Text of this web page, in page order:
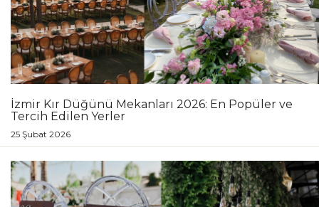
İzmir Kır Düğünü Mekanları 2026: En Popüler ve
Tercih Edilen Yerler
25 Şubat 2026